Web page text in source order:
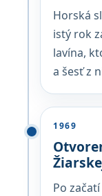
Horská
istý rok
lavína,
a šesť z
1969
Po